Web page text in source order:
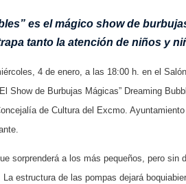
es el mágico show de
tanto la atención de niños y
4 de enero, a las 18:00 h. en el
Show de Burbujas Mágicas” Dreaming
de Cultura del Excmo.
sorprenderá a los más pequeños, pero sin
estructura de las pompas dejará